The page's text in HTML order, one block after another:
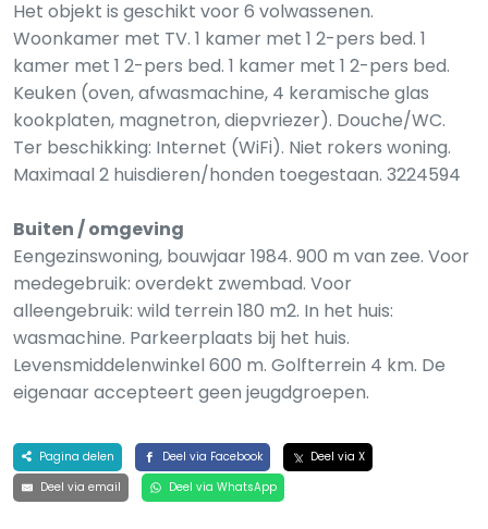
Het objekt is geschikt voor 6 volwassenen.
Woonkamer met TV. 1 kamer met 1 2-pers bed. 1
kamer met 1 2-pers bed. 1 kamer met 1 2-pers bed.
Keuken (oven, afwasmachine, 4 keramische glas
kookplaten, magnetron, diepvriezer). Douche/WC.
Ter beschikking: Internet (WiFi). Niet rokers woning.
Maximaal 2 huisdieren/honden toegestaan. 3224594
Buiten / omgeving
Eengezinswoning, bouwjaar 1984. 900 m van zee. Voor
medegebruik: overdekt zwembad. Voor
alleengebruik: wild terrein 180 m2. In het huis:
wasmachine. Parkeerplaats bij het huis.
Levensmiddelenwinkel 600 m. Golfterrein 4 km. De
eigenaar accepteert geen jeugdgroepen.
Pagina delen Deel via Facebook
Deel via X
Deel via email
Deel via WhatsApp